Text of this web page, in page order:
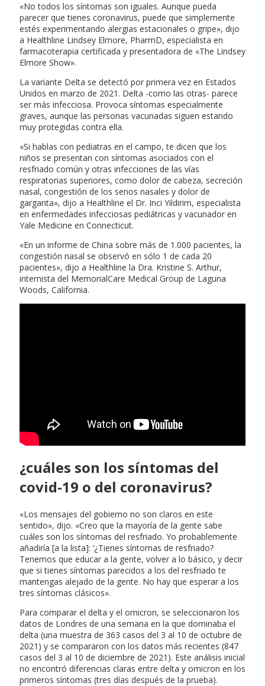
«No todos los síntomas son iguales. Aunque pueda
parecer que tienes coronavirus, puede que simplemente
estés experimentando alergias estacionales o gripe», dijo
a Healthline Lindsey Elmore, PharmD, especialista en
farmacoterapia certificada y presentadora de «The Lindsey
Elmore Show».
La variante Delta se detectó por primera vez en Estados
Unidos en marzo de 2021. Delta -como las otras- parece
ser más infecciosa. Provoca síntomas especialmente
graves, aunque las personas vacunadas siguen estando
muy protegidas contra ella.
«Si hablas con pediatras en el campo, te dicen que los
niños se presentan con síntomas asociados con el
resfriado común y otras infecciones de las vías
respiratorias superiores, como dolor de cabeza, secreción
nasal, congestión de los senos nasales y dolor de
garganta», dijo a Healthline el Dr. Inci Yildirim, especialista
en enfermedades infecciosas pediátricas y vacunador en
Yale Medicine en Connecticut.
«En un informe de China sobre más de 1.000 pacientes, la
congestión nasal se observó en sólo 1 de cada 20
pacientes», dijo a Healthline la Dra. Kristine S. Arthur,
internista del MemorialCare Medical Group de Laguna
Woods, California.
¿cuáles son los síntomas del
covid-19 o del coronavirus?
«Los mensajes del gobierno no son claros en este
sentido», dijo. «Creo que la mayoría de la gente sabe
cuáles son los síntomas del resfriado. Yo probablemente
añadiría [a la lista]: ‘¿Tienes síntomas de resfriado?
Tenemos que educar a la gente, volver a lo básico, y decir
que si tienes síntomas parecidos a los del resfriado te
mantengas alejado de la gente. No hay que esperar a los
tres síntomas clásicos».
Para comparar el delta y el omicron, se seleccionaron los
datos de Londres de una semana en la que dominaba el
delta (una muestra de 363 casos del 3 al 10 de octubre de
2021) y se compararon con los datos más recientes (847
casos del 3 al 10 de diciembre de 2021). Este análisis inicial
no encontró diferencias claras entre delta y omicron en los
primeros síntomas (tres días después de la prueba).